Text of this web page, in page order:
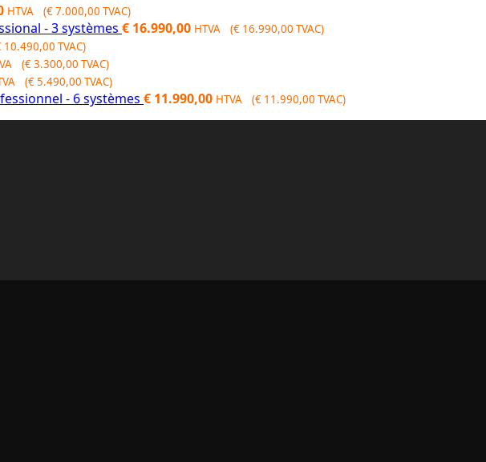
Current
price
is:
€ 7.000,00.
HTVA (€7.000,00 TVAC)
- 3 systèmes € 16.990,00 HTVA (€ 16.990,00 TVAC)
10.490,00 TVAC)
(€3.300,00 TVAC)
(€5.490,00 TVAC)
- 6 systèmes € 11.990,00 HTVA (€ 11.990,00 TVAC)